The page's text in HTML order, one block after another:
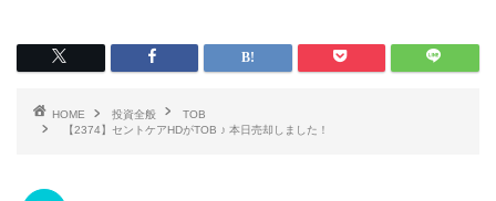
HOME 投資全般
TOB
【2374】セントケアHDがTOB ♪ 本日売却しました！